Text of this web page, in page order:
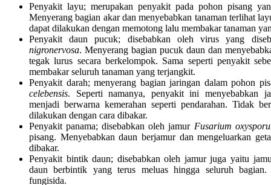
Penyakit layu; merupakan penyakit pada pohon pisang
Menyerang bagian akar dan menyebabkan tanaman terlihat
dapat dilakukan dengan memotong lalu membakar tanaman
Penyakit daun pucuk; disebabkan oleh virus yang
nigronervosa. Menyerang bagian pucuk daun dan
tegak lurus secara berkelompok. Sama seperti penyakit
membakar seluruh tanaman yang terjangkit.
Penyakit darah; menyerang bagian jaringan dalam pohon
celebensis. Seperti namanya, penyakit ini menyebabkan
menjadi berwarna kemerahan seperti pendarahan. Tidak
dilakukan dengan cara dibakar.
Penyakit panama; disebabkan oleh jamur Fusarium
pisang. Menyebabkan daun berjamur dan mengeluarkan
dibakar.
Penyakit bintik daun; disebabkan oleh jamur juga yaitu
daun berbintik yang terus meluas hingga seluruh bagian.
fungisida.